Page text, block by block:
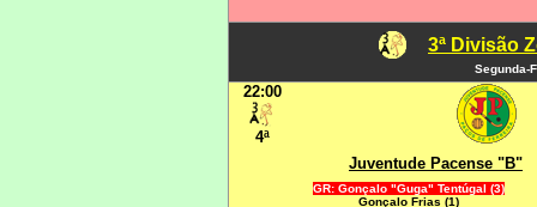
3ª Divisão
Segunda-
22:00
4ª
Juventude Pacense "B"
GR: Gonçalo "Guga" Tentúgal (3)
Gonçalo Frias (1)